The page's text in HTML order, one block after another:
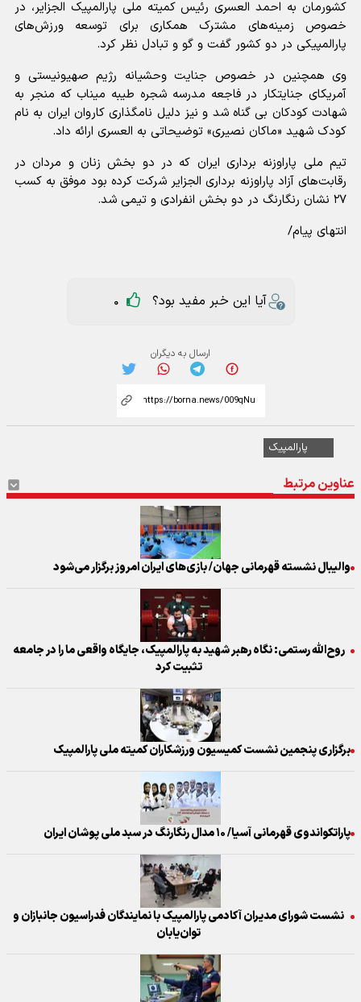
کشورمان به احمد العسری رئیس کمیته ملی پارالمپیک الجزایر، در
خصوص زمینه‌های مشترک همکاری برای توسعه ورزش‌های
پارالمپیکی در دو کشور گفت و گو و تبادل نظر کرد.
وی همچنین در خصوص جنایت وحشیانه رژیم صهیونیستی و
آمریکای جنایتکار در فاجعه مدرسه شجره طیبه میناب که منجر به
شهادت کودکان بی گناه شد و نیز دلیل نامگذاری کاروان ایران به نام
کودک شهید «ماکان نصیری» توضیحاتی به العسری ارائه داد.
تیم ملی پاراوزنه برداری ایران که در دو بخش زنان و مردان در
رقابت‌های آزاد پاراوزنه برداری الجزایر شرکت کرده بود موفق به کسب
۲۷ نشان رنگارنگ در دو بخش انفرادی و تیمی شد.
انتهای پیام/
آیا این خبر مفید بود؟ 0
ارسال به دیگران
پارالمپیک
عناوین مرتبط
والیبال نشسته قهرمانی جهان/ بازی‌های ایران امروز برگزار می‌شود
روح‌الله رستمی: نگاه رهبر شهید به پارالمپیک، جایگاه واقعی ما را در جامعه
تثبیت کرد
برگزاری پنجمین نشست کمیسیون ورزشکاران کمیته ملی پارالمپیک
پاراتکواندوی قهرمانی آسیا/ ۱۰ مدال رنگارنگ در سبد ملی پوشان ایران
نشست شورای مدیران آکادمی پارالمپیک با نمایندگان فدراسیون جانبازان و
توان‌یابان